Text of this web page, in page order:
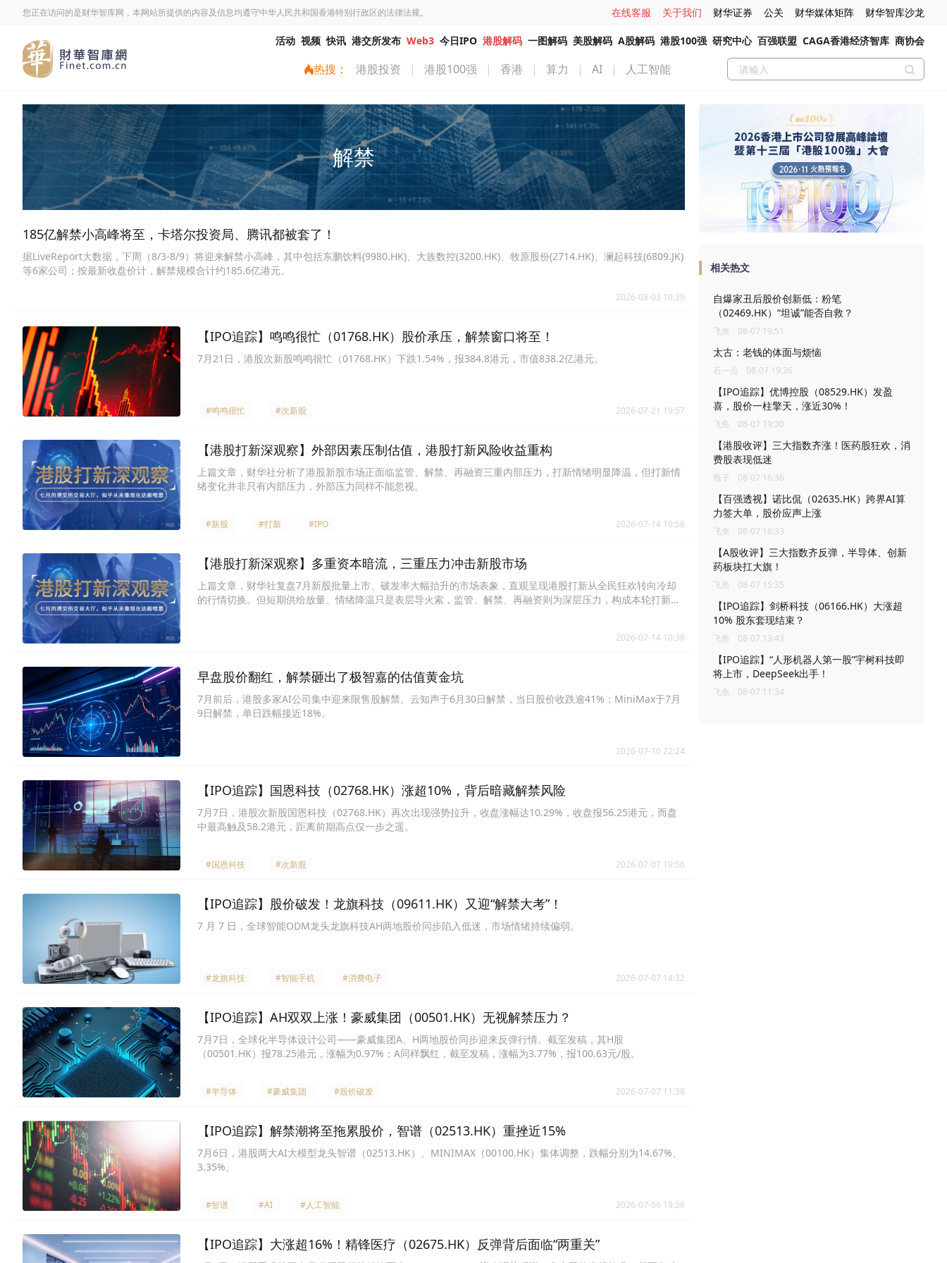
您正在访问的是财华智库网，本网站所提供的内容及信息均遵守中华人民共和国香港特别行政区的法律法规。 在线客服 关于我们 财华证券 公关 财华媒体矩阵 财华智库沙龙
活动 视频 快讯 港交所发布 Web3 今日IPO 港股解码 一图解码 美股解码 A股解码 港股100强 研究中心 百强联盟 CAGA香港经济智库 商协会
热搜： 港股投资 | 港股100强 | 香港 | 算力 | AI | 人工智能
解禁
185亿解禁小高峰将至，卡塔尔投资局、腾讯都被套了！
据LiveReport大数据，下周（8/3-8/9）将迎来解禁小高峰，其中包括东鹏饮料(9980.HK)、大族数控(3200.HK)、牧原股份(2714.HK)、澜起科技(6809.JK)
等6家公司；按最新收盘价计，解禁规模合计约185.6亿港元。
2026-08-03 10:39
【IPO追踪】鸣鸣很忙（01768.HK）股价承压，解禁窗口将至！
7月21日，港股次新股鸣鸣很忙（01768.HK）下跌1.54%，报384.8港元，市值838.2亿港元。
#鸣鸣很忙 #次新股 2026-07-21 19:57
【港股打新深观察】外部因素压制估值，港股打新风险收益重构
上篇文章，财华社分析了港股新股市场正面临监管、解禁、再融资三重内部压力，打新情绪明显降温，但打新情
绪变化并非只有内部压力，外部压力同样不能忽视。
#新股 #打新 #IPO 2026-07-14 10:56
【港股打新深观察】多重资本暗流，三重压力冲击新股市场
上篇文章，财华社复盘7月新股批量上市、破发率大幅抬升的市场表象，直观呈现港股打新从全民狂欢转向冷却
的行情切换。但短期供给放量、情绪降温只是表层导火索，监管、解禁、再融资则为深层压力，构成本轮打新红
2026-07-14 10:38
早盘股价翻红，解禁砸出了极智嘉的估值黄金坑
7月前后，港股多家AI公司集中迎来限售股解禁。云知声于6月30日解禁，当日股价收跌逾41%；MiniMax于7月
9日解禁，单日跌幅接近18%。
2026-07-10 22:24
【IPO追踪】国恩科技（02768.HK）涨超10%，背后暗藏解禁风险
7月7日，港股次新股国恩科技（02768.HK）再次出现强势拉升，收盘涨幅达10.29%，收盘报56.25港元，而盘
中最高触及58.2港元，距离前期高点仅一步之遥。
#国恩科技 #次新股 2026-07-07 19:56
【IPO追踪】股价破发！龙旗科技（09611.HK）又迎“解禁大考”！
7 月 7 日，全球智能ODM龙头龙旗科技AH两地股价同步陷入低迷，市场情绪持续偏弱。
#龙旗科技 #智能手机 #消费电子 2026-07-07 14:32
【IPO追踪】AH双双上涨！豪威集团（00501.HK）无视解禁压力？
7月7日，全球化半导体设计公司——豪威集团A、H两地股价同步迎来反弹行情。截至发稿，其H股
（00501.HK）报78.25港元，涨幅为0.97%；A同样飘红，截至发稿，涨幅为3.77%，报100.63元/股。
#半导体 #豪威集团 #股价破发 2026-07-07 11:38
【IPO追踪】解禁潮将至拖累股价，智谱（02513.HK）重挫近15%
7月6日，港股两大AI大模型龙头智谱（02513.HK）、MINIMAX（00100.HK）集体调整，跌幅分别为14.67%、
3.35%。
#智谱 #AI #人工智能 2026-07-06 19:26
【IPO追踪】大涨超16%！精锋医疗（02675.HK）反弹背后面临“两重关”
相关热文
自爆家丑后股价创新低：粉笔
（02469.HK）“坦诚”能否自救？
飞鱼 08-07 19:51
太古：老钱的体面与烦恼
石一点 08-07 19:36
【IPO追踪】优博控股（08529.HK）发盈
喜，股价一柱擎天，涨近30%！
飞鱼 08-07 19:30
【港股收评】三大指数齐涨！医药股狂欢，消
费股表现低迷
瓶子 08-07 16:36
【百强透视】诺比侃（02635.HK）跨界AI算
力签大单，股价应声上涨
飞鱼 08-07 16:33
【A股收评】三大指数齐反弹，半导体、创新
药板块扛大旗！
飞鱼 08-07 15:35
【IPO追踪】剑桥科技（06166.HK）大涨超
10% 股东套现结束？
飞鱼 08-07 13:43
【IPO追踪】“人形机器人第一股”宇树科技即
将上市，DeepSeek出手！
飞鱼 08-07 11:34